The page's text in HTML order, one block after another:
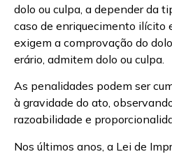
dolo ou culpa, a depender da
caso de enriquecimento ilícito
exigem a comprovação do
erário, admitem dolo ou culpa.
As penalidades podem ser
à gravidade do ato,
razoabilidade e
Nos últimos anos, a Lei de